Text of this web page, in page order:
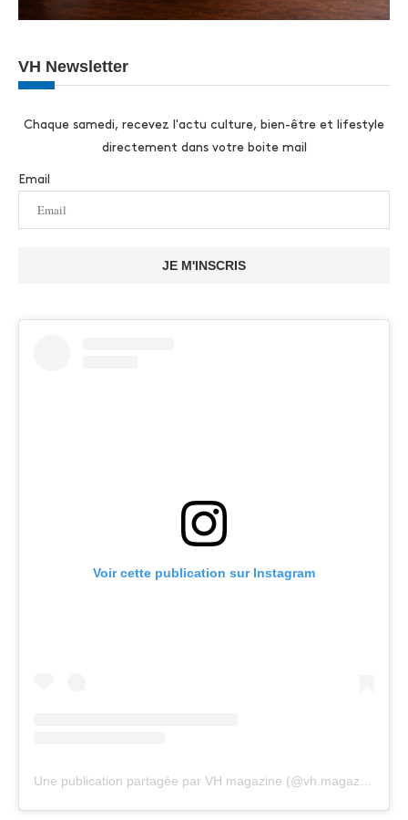
VH Newsletter
Chaque samedi, recevez l'actu culture, bien-être et lifestyle
directement dans votre boite mail
Email
JE M'INSCRIS
Voir cette publication sur Instagram
Une publication partagée par VH magazine (@vh.magazine)